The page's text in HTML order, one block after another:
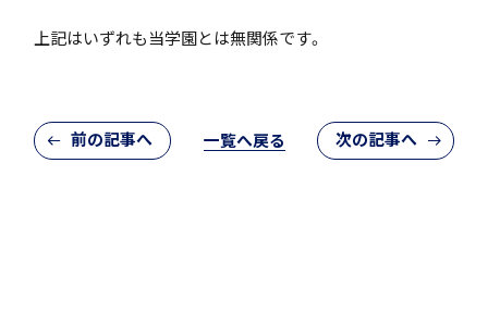
上記はいずれも当学園とは無関係です。
前の記事へ 一覧へ戻る 次の記事へ